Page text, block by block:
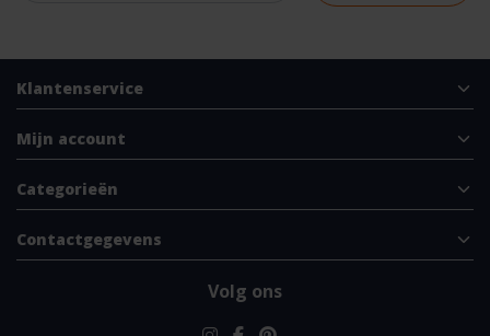
Klantenservice
Mijn account
Categorieën
Contactgegevens
Volg ons